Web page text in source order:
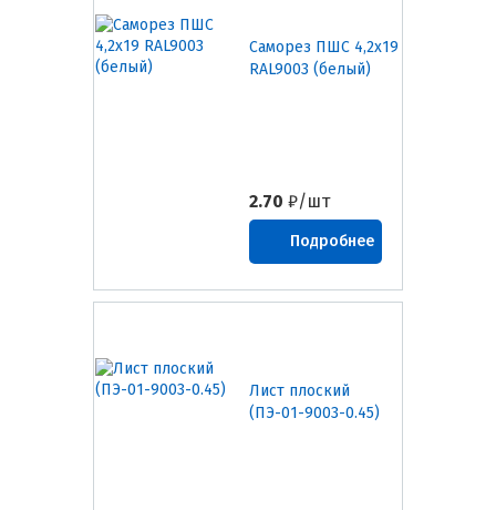
Саморез ПШС 4,2х19
RAL9003 (белый)
2.70 ₽/шт
Подробнее
Лист плоский
(ПЭ-01-9003-0.45)